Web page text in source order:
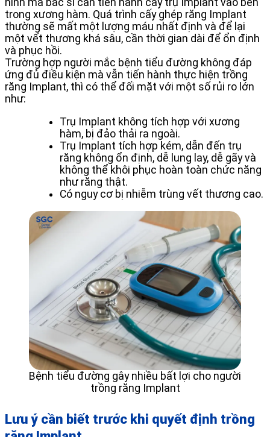
hình mà bác sĩ cần tiến hành cấy trụ Implant vào bên
trong xương hàm. Quá trình cấy ghép răng Implant
thường sẽ mất một lượng máu nhất định và để lại
một vết thương khá sâu, cần thời gian dài để ổn định
và phục hồi.
Trường hợp người mắc bệnh tiểu đường không đáp
ứng đủ điều kiện mà vẫn tiến hành thực hiện trồng
răng Implant, thì có thể đối mặt với một số rủi ro lớn
như:
Trụ Implant không tích hợp với xương
hàm, bị đảo thải ra ngoài.
Trụ Implant tích hợp kém, dẫn đến trụ
răng không ổn định, dễ lung lay, dễ gãy và
không thể khôi phục hoàn toàn chức năng
như răng thật.
Có nguy cơ bị nhiễm trùng vết thương cao.
Bệnh tiểu đường gây nhiều bất lợi cho người
trồng răng Implant
Lưu ý cần biết trước khi quyết định trồng